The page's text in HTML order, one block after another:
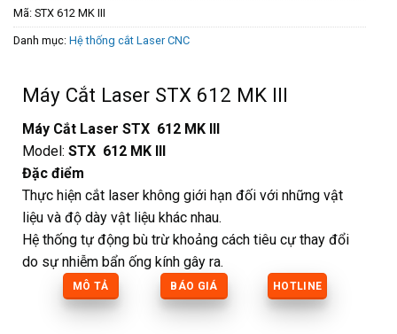
Mã: STX 612 MK III
Danh mục: Hệ thống cắt Laser CNC
Máy Cắt Laser STX 612 MK III
Máy Cắt Laser STX 612 MK III
Model: STX 612 MK III
Đặc điểm
Thực hiện cắt laser không giới hạn đối với những vật
liệu và độ dày vật liệu khác nhau.
Hệ thống tự động bù trừ khoảng cách tiêu cự thay đổi
do sự nhiễm bẩn ống kính gây ra.
MÔ TẢ BÁO GIÁ HOTLINE